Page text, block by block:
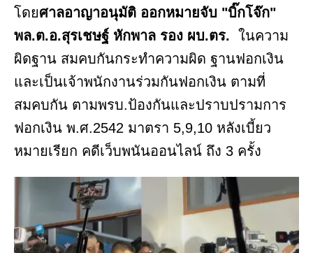
โดยศาลอาญาอนุมัติ ออกหมายจับ "บิ๊กโจ๊ก"
พล.ต.อ.สุรเชษฐ์ หักพาล รอง ผบ.ตร. ในความ
ผิดฐาน สมคบกันกระทำความผิด ฐานฟอกเงิน
และเป็นเจ้าพนักงานร่วมกันฟอกเงิน ตามที่
สมคบกัน ตามพรบ.ป้องกันและปราบปรามการ
ฟอกเงิน พ.ศ.2542 มาตรา 5,9,10 หลังเบี้ยว
หมายเรียก คดีเว็บพนันออนไลน์ ถึง 3 ครั้ง